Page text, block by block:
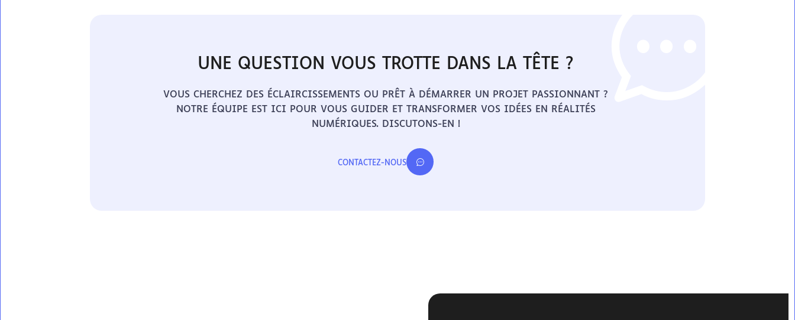
UNE QUESTION VOUS TROTTE DANS LA TÊTE ?
VOUS CHERCHEZ DES ÉCLAIRCISSEMENTS OU PRÊT À DÉMARRER UN PROJET PASSIONNANT ?
NOTRE ÉQUIPE EST ICI POUR VOUS GUIDER ET TRANSFORMER VOS IDÉES EN RÉALITÉS
NUMÉRIQUES. DISCUTONS-EN !
CONTACTEZ-NOUS